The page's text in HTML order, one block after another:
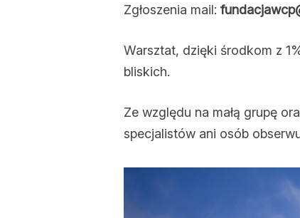
Zgłoszenia mail:
Warsztat, dzięki środkom z
bliskich.
Ze względu na małą grupę
specjalistów ani osób